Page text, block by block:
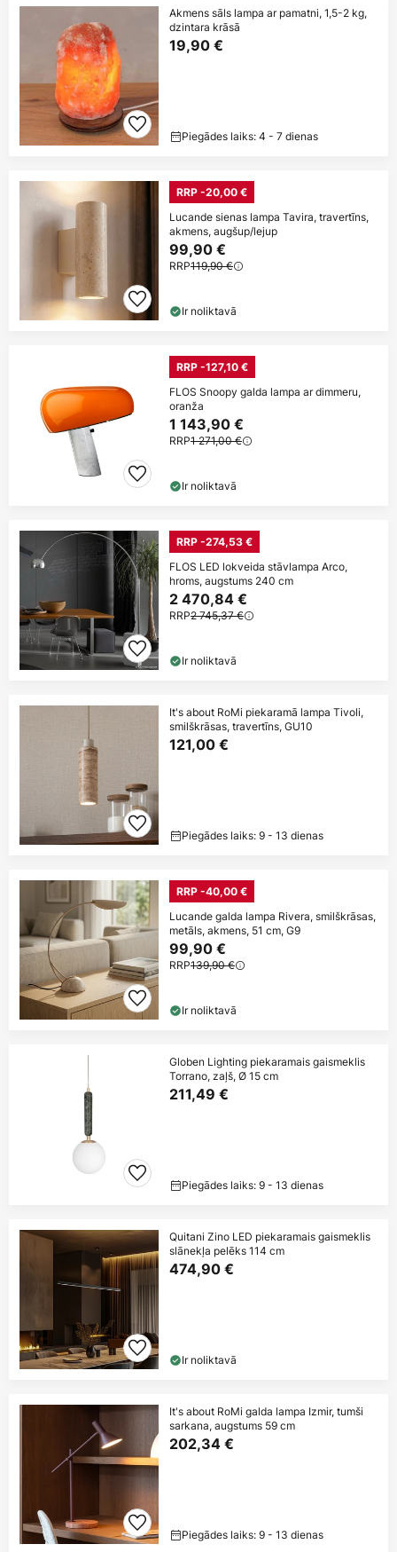
Akmens sāls lampa ar pamatni, 1,5-2 kg,
dzintara krāsā
19,90 €
Piegādes laiks: 4 - 7 dienas
RRP -20,00 €
Lucande sienas lampa Tavira, travertīns,
akmens, augšup/lejup
99,90 €
RRP119,90 €
Ir noliktavā
RRP -127,10 €
FLOS Snoopy galda lampa ar dimmeru,
oranža
1 143,90 €
RRP1 271,00 €
Ir noliktavā
RRP -274,53 €
FLOS LED lokveida stāvlampa Arco,
hroms, augstums 240 cm
2 470,84 €
RRP2 745,37 €
Ir noliktavā
It's about RoMi piekaramā lampa Tivoli,
smilškrāsas, travertīns, GU10
121,00 €
Piegādes laiks: 9 - 13 dienas
RRP -40,00 €
Lucande galda lampa Rivera, smilškrāsas,
metāls, akmens, 51 cm, G9
99,90 €
RRP139,90 €
Ir noliktavā
Globen Lighting piekaramais gaismeklis
Torrano, zaļš, Ø 15 cm
211,49 €
Piegādes laiks: 9 - 13 dienas
Quitani Zino LED piekaramais gaismeklis
slānekļa pelēks 114 cm
474,90 €
Ir noliktavā
It's about RoMi galda lampa Izmir, tumši
sarkana, augstums 59 cm
202,34 €
Piegādes laiks: 9 - 13 dienas